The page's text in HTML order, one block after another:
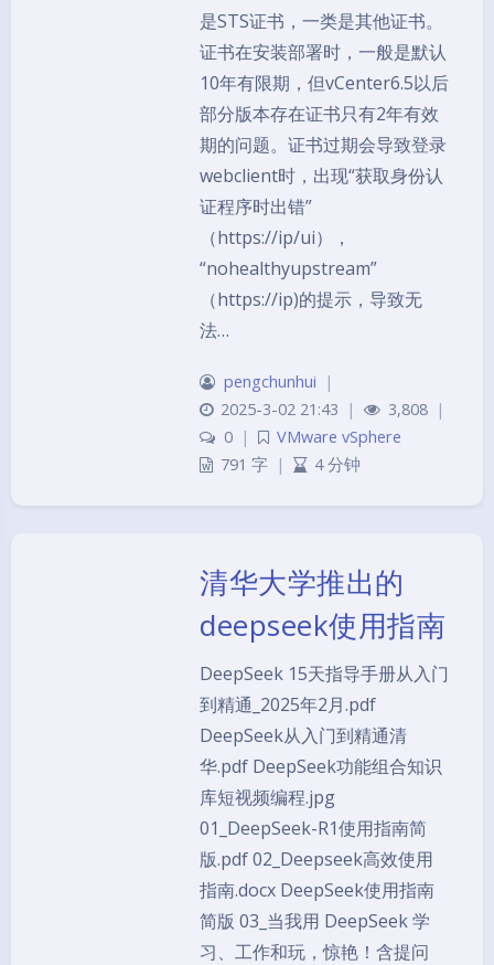
是STS证书，一类是其他证书。
证书在安装部署时，一般是默认
10年有限期，但vCenter6.5以后
部分版本存在证书只有2年有效
期的问题。证书过期会导致登录
webclient时，出现“获取身份认
证程序时出错”
（https://ip/ui），
“nohealthyupstream”
（https://ip)的提示，导致无
法…
pengchunhui
|
2025-3-02 21:43
| 3,808 |
0 |
VMware vSphere
791 字 | 4 分钟
清华大学推出的
deepseek使用指南
DeepSeek 15天指导手册从入门
到精通_2025年2月.pdf
DeepSeek从入门到精通清
华.pdf DeepSeek功能组合知识
库短视频编程.jpg
01_DeepSeek-R1使用指南简
版.pdf 02_Deepseek高效使用
指南.docx DeepSeek使用指南
简版 03_当我用 DeepSeek 学
习、工作和玩，惊艳！含提问